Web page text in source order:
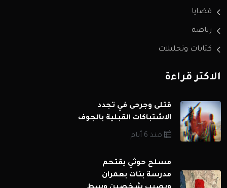
قضايا
رياضة
كتابات وتحليلات
الاكثر قراءة
قتلى وجرحى في تجدد
الاشتباكات القبلية بالجوف
منذ 6 أيام
مسلح حوثي يقتحم
مدرسة بنات بعمران